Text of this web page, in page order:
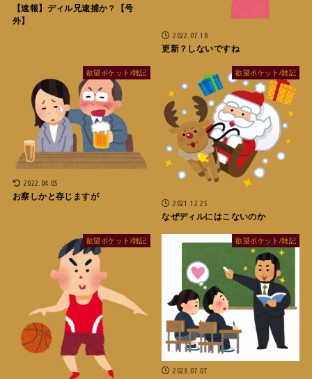
【速報】ディル兄逮捕か？【号
外】
2022.07.18
更新？しないですね
欲望ポケット/雑記
2022.04.05
お察しかと存じますが
欲望ポケット/雑記
2021.12.25
なぜディルにはこないのか
欲望ポケット/雑記 欲望ポケット/雑記
2023.07.07